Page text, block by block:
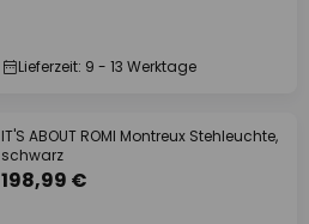
Lieferzeit: 9 - 13 Werktage
IT'S ABOUT ROMI Montreux Stehleuchte,
schwarz
198,99 €